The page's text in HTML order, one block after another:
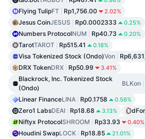
Flying TulipFT Rp1,756.00 2.02%
Jesus CoinJESUS Rp0.0002333 0.25%
Numbers ProtocolNUM Rp40.73 0.20%
TarotTAROT Rp515.41 0.18%
Visa Tokenized Stock (Ondo)Von
DRX TokenDRX Rp50.99 3.41%
Blackrock, Inc. Tokenized Stock
(Ondo)
BLKon
Linear FinanceLINA Rp0.1758 0.56%
Zero1 LabsDEAI Rp18.68 3.13%
Niftyx ProtocolSHROOM Rp33.93 0.40%
Houdini SwapLOCK Rp18.85 21.01%